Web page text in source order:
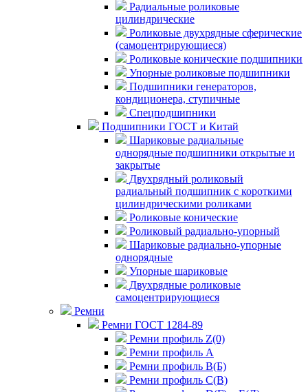
Радиальные роликовые
цилиндрические
Роликовые двухрядные сферические
(самоцентрирующиеся)
Роликовые конические подшипники
Упорные роликовые подшипники
Подшипники генераторов,
кондиционера, ступичные
Спецподшипники
Подшипники ГОСТ и Китай
Шариковые радиальные
однорядные подшипники открытые и
закрытые
Двухрядный роликовый
радиальный подшипник с короткими
цилиндрическими роликами
Роликовые конические
Роликовый радиально-упорный
Шариковые радиально-упорные
однорядные
Упорные шариковые
Двухрядные роликовые
самоцентрирующиеся
Ремни
Ремни ГОСТ 1284-89
Ремни профиль Z(0)
Ремни профиль А
Ремни профиль В(Б)
Ремни профиль С(В)